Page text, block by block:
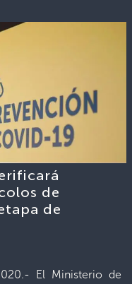
de
de
El Ministerio de